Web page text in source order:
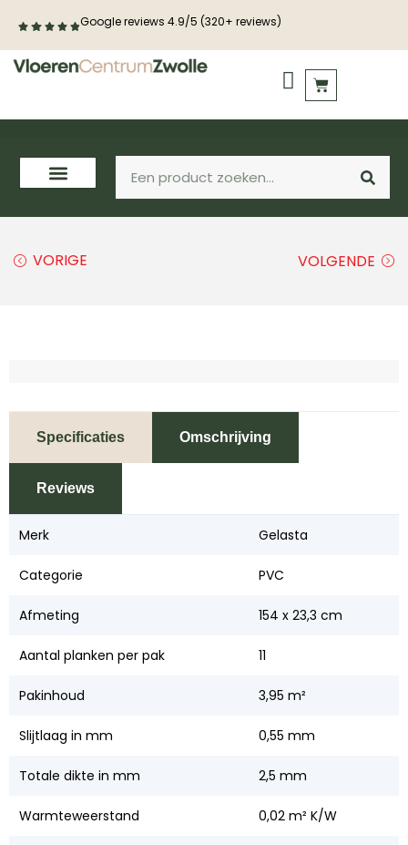
Google reviews 4.9/5 (320+ reviews)
VORIGE VOLGENDE
Specificaties Omschrijving
Reviews
Merk Gelasta
Categorie PVC
Afmeting 154 x 23,3 cm
Aantal planken per pak 11
Pakinhoud 3,95 m²
Slijtlaag in mm 0,55 mm
Totale dikte in mm 2,5 mm
Warmteweerstand 0,02 m² K/W